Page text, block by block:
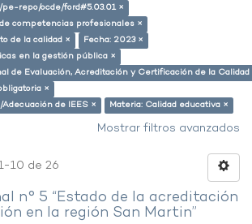
repo/ocde/ford#5.03.01 ×
competencias profesionales ×
de la calidad ×
Fecha: 2023 ×
en la gestión pública ×
de Evaluación, Acreditación y Certificación de la
×
de IEES ×
Materia: Calidad educativa ×
Mostrar filtros avanzados
10 de 26
n° 5 “Estado de la acreditación
en la región San Martin”